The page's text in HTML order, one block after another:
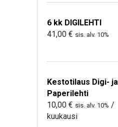
6 kk DIGILEHTI
41,00 € sis. alv. 10%
Kestotilaus Digi- ja
Paperilehti
10,00 € sis. alv. 10% /
kuukausi